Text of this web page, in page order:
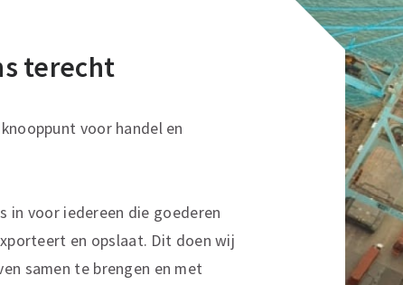
terecht
voor handel en
in voor iedereen die goederen
en opslaat. Dit doen wij
samen te brengen en met